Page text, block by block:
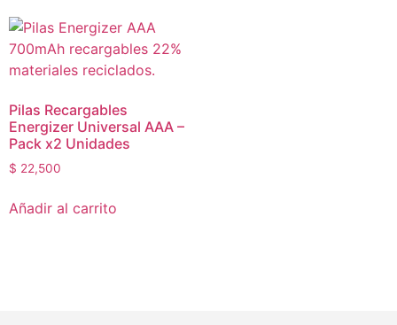
Pilas Recargables
Energizer Universal AAA –
Pack x2 Unidades
$ 22,500
Añadir al carrito